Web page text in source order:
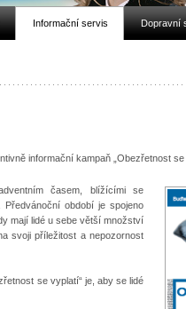
Informační servis Dopravní
informační kampaň „Obezřetnost
časem, blížícími se
období je spojeno
mají lidé u sebe větší množství
svoji příležitost a nepozornost
se vyplatí“ je, aby se lidé